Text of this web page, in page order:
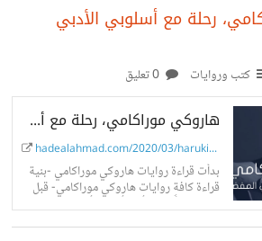
رحلة مع أسلوبي الأدبي
كتب وروايات
هاروكي موراكامي، رحلة مع أسلوبي الأدبي المفضل - كتابي
hadealahmad.com/2020/03/haruki-m...
بدأت قراءة روايات هاروكي موراكامي -بنية
قراءة كافة روايات هاروكي موراكامي- قبل
سنة تقريباً. ولكن أذكر أنني بدأت بـ 1Q84